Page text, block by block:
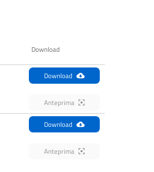
Download
Download
Anteprima
Download
Anteprima